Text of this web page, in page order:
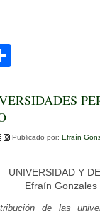
m
p
ar
tir
Publicado por: Efraín
UNIVERSIDAD Y
Efraín Gonzales
de las